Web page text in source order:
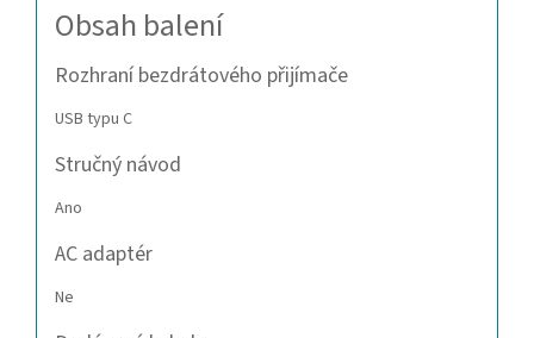
Obsah balení
Rozhraní bezdrátového přijímače
USB typu C
Stručný návod
Ano
AC adaptér
Ne